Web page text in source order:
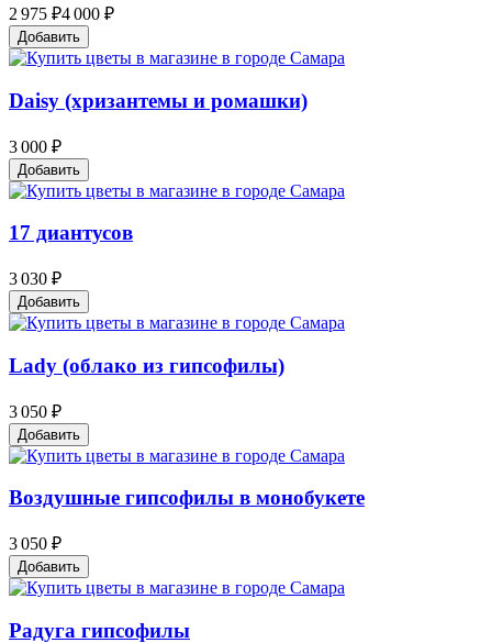
2 975 ₽4 000 ₽
Добавить
Daisy (хризантемы и ромашки)
3 000 ₽
Добавить
17 диантусов
3 030 ₽
Добавить
Lady (облако из гипсофилы)
3 050 ₽
Добавить
Воздушные гипсофилы в монобукете
3 050 ₽
Добавить
Радуга гипсофилы